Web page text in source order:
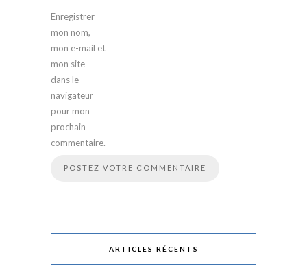
Enregistrer
mon nom,
mon e-mail et
mon site
dans le
navigateur
pour mon
prochain
commentaire.
ARTICLES RÉCENTS